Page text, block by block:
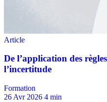
Formation
26 Avr 2026 4 min